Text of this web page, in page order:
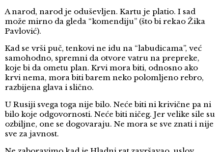
A narod, narod je oduševljen. Kartu je platio. I sad
može mirno da gleda “komendiju” (što bi rekao Žika
Pavlović).
Kad se vrši puč, tenkovi ne idu na “labudicama”, već
samohodno, spremni da otvore vatru na prepreke,
koje bi da ometu plan. Krvi mora biti, odnosno ako
krvi nema, mora biti barem neko polomljeno rebro,
razbijena glava i slično.
U Rusiji svega toga nije bilo. Neće biti ni krivične pa ni
bilo koje odgovornosti. Neće biti ničeg. Jer velike sile su
ozbiljne, one se dogovaraju. Ne mora se sve znati i nije
sve za javnost.